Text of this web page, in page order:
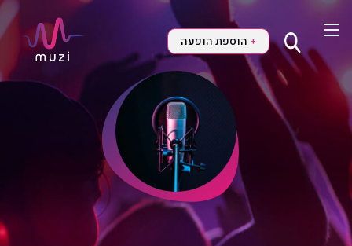
+ הוספת הופעה